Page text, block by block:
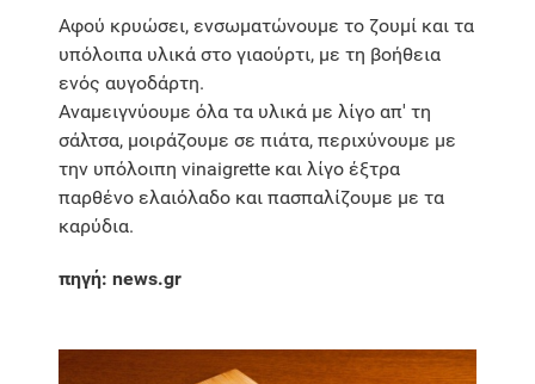
Αφού κρυώσει, ενσωματώνουμε το ζουμί και τα
υπόλοιπα υλικά στο γιαούρτι, με τη βοήθεια
ενός αυγοδάρτη.
Αναμειγνύουμε όλα τα υλικά με λίγο απ' τη
σάλτσα, μοιράζουμε σε πιάτα, περιχύνουμε με
την υπόλοιπη vinaigrette και λίγο έξτρα
παρθένο ελαιόλαδο και πασπαλίζουμε με τα
καρύδια.
πηγή: news.gr